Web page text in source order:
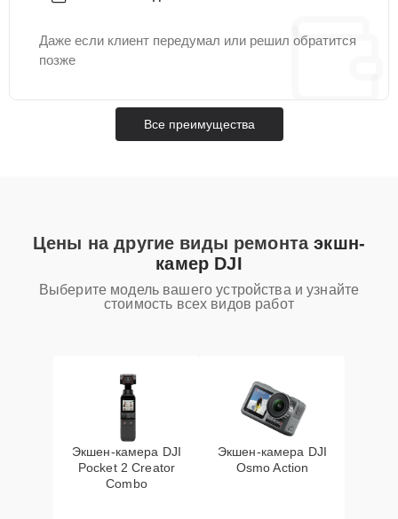
Даже если клиент передумал или решил обратится
позже
Все преимущества
Цены на другие виды ремонтаэкшн-
камер DJI
Выберите модель вашего устройства и узнайте
стоимость всех видов работ
Экшен-камера DJI
Pocket 2 Creator
Combo
Экшен-камера DJI
Osmo Action